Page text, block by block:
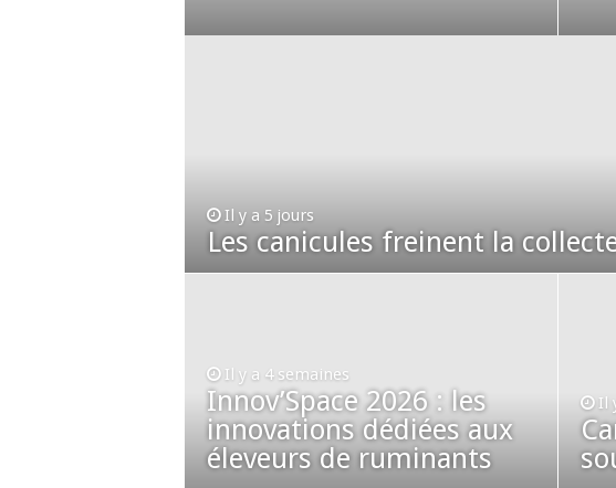
Il y a 5 jours
Les canicules freinent la
Il y a 4 semaines
Innov’Space 2026 : les
innovations dédiées aux
éleveurs de ruminants
Il